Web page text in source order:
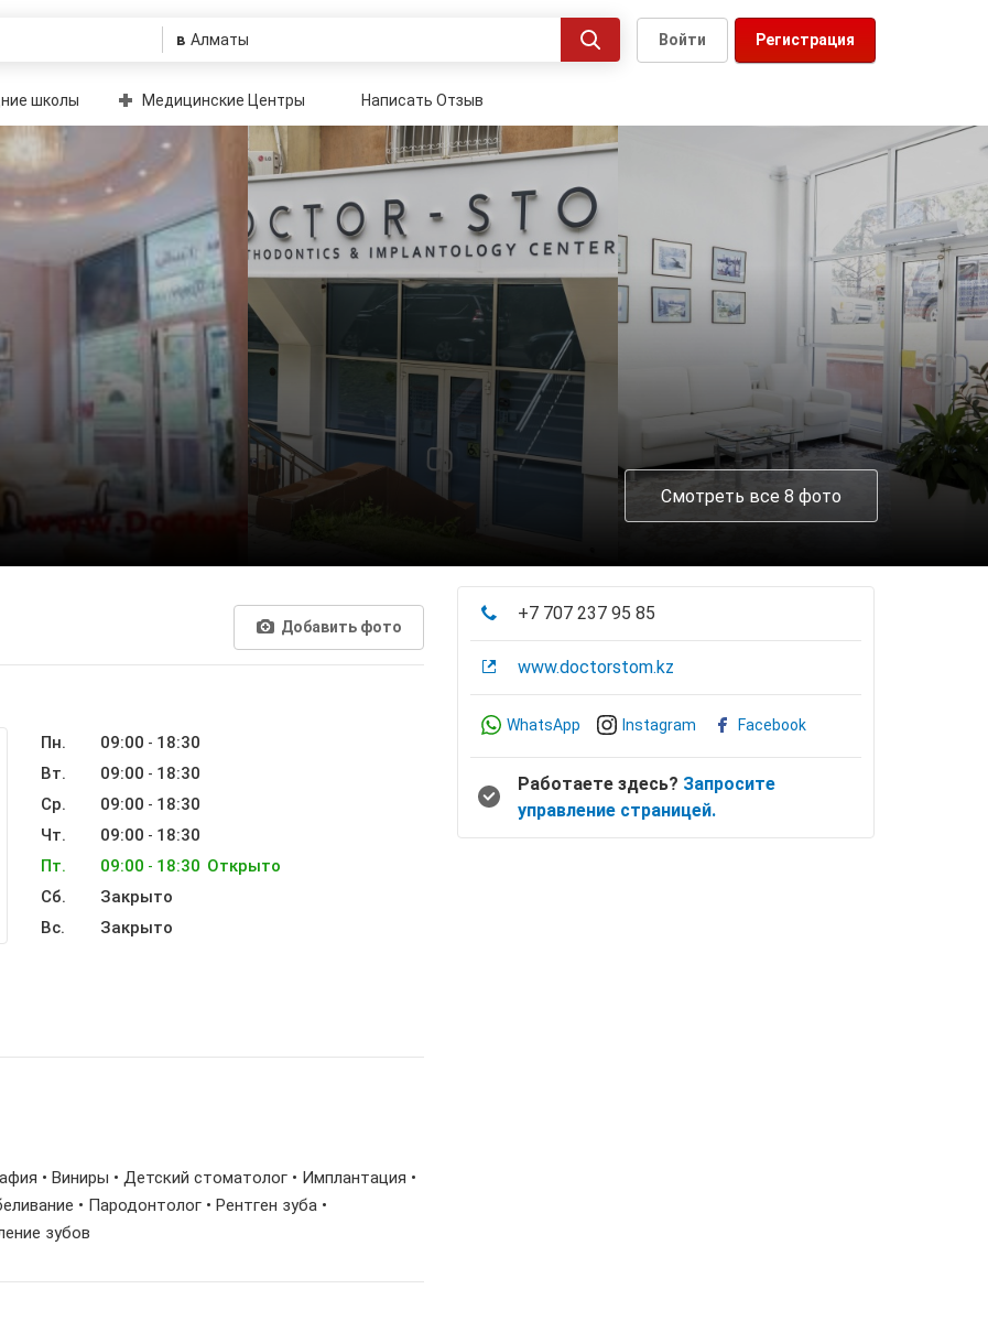
в Регистрация
Войти
школы Медицинские Центры Написать Отзыв
Смотреть все 8 фото
Добавить фото
Пн. 09:00 - 18:30
Вт.
09:00 - 18:30
Ср.
09:00 - 18:30
Чт.
09:00 - 18:30
Пт.
09:00 - 18:30 Открыто
Сб.
Закрыто
Вс.
Закрыто
• Виниры • Детский стоматолог • Имплантация •
• Пародонтолог • Рентген зуба •
зубов
+7 707 237 95 85
www.doctorstom.kz
WhatsApp Instagram Facebook
Работаете здесь? Запросите
управление страницей.